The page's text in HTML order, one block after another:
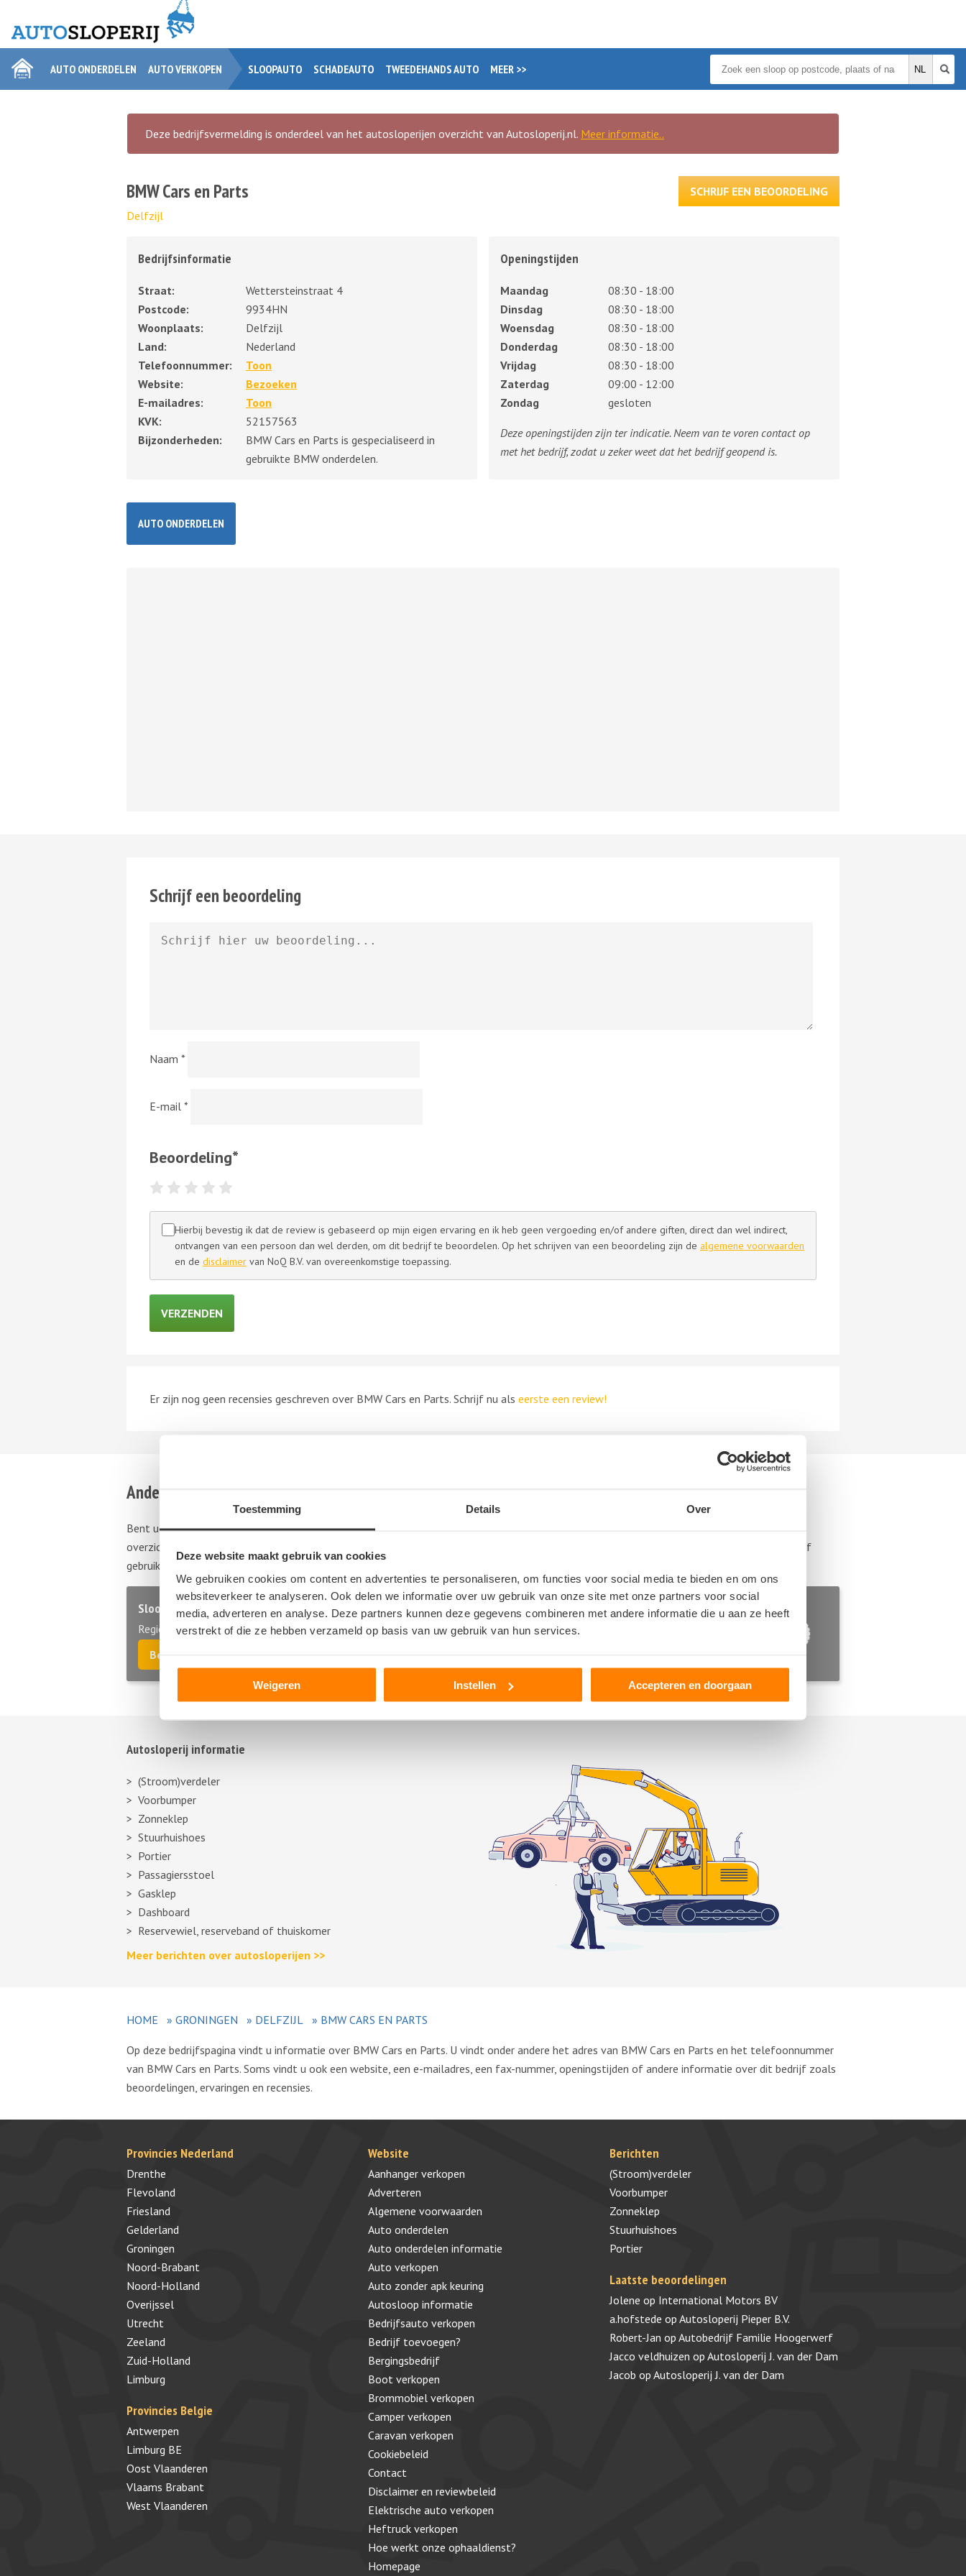
Toestemming Details Over
Deze website maakt gebruik van cookies
We gebruiken cookies om content en advertenties te personaliseren, om functies voor social media te bieden en om ons
websiteverkeer te analyseren. Ook delen we informatie over uw gebruik van onze site met onze partners voor social
media, adverteren en analyse. Deze partners kunnen deze gegevens combineren met andere informatie die u aan ze heeft
verstrekt of die ze hebben verzameld op basis van uw gebruik van hun services.
Weigeren Instellen Accepteren en doorgaan
AUTO ONDERDELEN AUTO VERKOPEN SLOOPAUTO SCHADEAUTO TWEEDEHANDS AUTO MEER >>
Deze bedrijfsvermelding is onderdeel van het autosloperijen overzicht van Autosloperij.nl. Meer informatie..
BMW Cars en Parts
Delfzijl
SCHRIJF EEN BEOORDELING
Bedrijfsinformatie
Straat:
Wettersteinstraat 4
Postcode:
9934HN
Woonplaats:
Delfzijl
Land:
Nederland
Telefoonnummer:
Toon
Website:
Bezoeken
E-mailadres:
Toon
KVK:
52157563
Bijzonderheden:
BMW Cars en Parts is gespecialiseerd in
gebruikte BMW onderdelen.
Openingstijden
Maandag
08:30 - 18:00
Dinsdag
08:30 - 18:00
Woensdag
08:30 - 18:00
Donderdag
08:30 - 18:00
Vrijdag
08:30 - 18:00
Zaterdag
09:00 - 12:00
Zondag
gesloten
Deze openingstijden zijn ter indicatie. Neem van te voren contact op
met het bedrijf, zodat u zeker weet dat het bedrijf geopend is.
AUTO ONDERDELEN
Schrijf een beoordeling
Naam *
E-mail *
Beoordeling*
Hierbij bevestig ik dat de review is gebaseerd op mijn eigen ervaring en ik heb geen vergoeding en/of andere giften, direct dan wel indirect,
ontvangen van een persoon dan wel derden, om dit bedrijf te beoordelen. Op het schrijven van een beoordeling zijn de algemene voorwaarden
en de disclaimer van NoQ B.V. van overeenkomstige toepassing.
Er zijn nog geen recensies geschreven over BMW Cars en Parts. Schrijf nu als eerste een review!
Andere autosloperijen in de buurt
Bent u op zoek naar een andere autosloperij, autosloop of autodemontagebedrijf in de buurt van BMW Cars en Parts? Hieronder vind u een
overzicht van autosloperijen in
. Deze bedrijven kunnen u helpen als u uw sloopauto wilt verkopen of als u tweedehands of
gebruikte auto onderdelen wilt aanschaffen.
Sloopauto ophaalservice
Regio Groningen
Bel direct 06 299 666 24
Gebruikte auto onderdelen
Regio Groningen
Autosloperij informatie
(Stroom)verdeler
Voorbumper
Zonneklep
Stuurhuishoes
Portier
Passagiersstoel
Gasklep
Dashboard
Reservewiel, reserveband of thuiskomer
Meer berichten over autosloperijen >>
HOME » GRONINGEN » DELFZIJL » BMW CARS EN PARTS
Op deze bedrijfspagina vindt u informatie over BMW Cars en Parts. U vindt onder andere het adres van BMW Cars en Parts en het telefoonnummer
van BMW Cars en Parts. Soms vindt u ook een website, een e-mailadres, een fax-nummer, openingstijden of andere informatie over dit bedrijf zoals
beoordelingen, ervaringen en recensies.
Provincies Nederland
Drenthe
Flevoland
Friesland
Gelderland
Groningen
Noord-Brabant
Noord-Holland
Overijssel
Utrecht
Zeeland
Zuid-Holland
Limburg
Provincies Belgie
Antwerpen
Limburg BE
Oost Vlaanderen
Vlaams Brabant
West Vlaanderen
Website
Aanhanger verkopen
Adverteren
Algemene voorwaarden
Auto onderdelen
Auto onderdelen informatie
Auto verkopen
Auto zonder apk keuring
Autosloop informatie
Bedrijfsauto verkopen
Bedrijf toevoegen?
Bergingsbedrijf
Boot verkopen
Brommobiel verkopen
Camper verkopen
Caravan verkopen
Cookiebeleid
Contact
Disclaimer en reviewbeleid
Elektrische auto verkopen
Heftruck verkopen
Hoe werkt onze ophaaldienst?
Homepage
Berichten
(Stroom)verdeler
Voorbumper
Zonneklep
Stuurhuishoes
Portier
Laatste beoordelingen
Jolene op International Motors BV
a.hofstede op Autosloperij Pieper B.V.
Robert-Jan op Autobedrijf Familie Hoogerwerf
Jacco veldhuizen op Autosloperij J. van der Dam
Jacob op Autosloperij J. van der Dam